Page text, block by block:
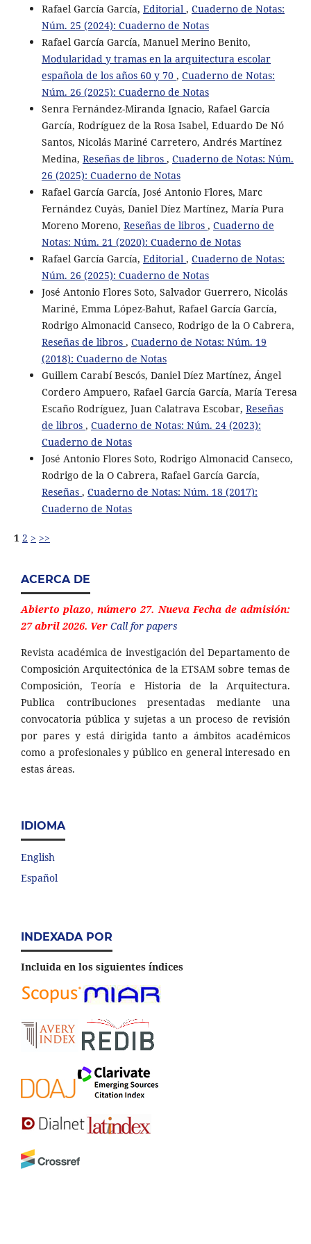
Rafael García García, Editorial , Cuaderno de Notas:
Núm. 25 (2024): Cuaderno de Notas
Rafael García García, Manuel Merino Benito,
Modularidad y tramas en la arquitectura escolar
española de los años 60 y 70 , Cuaderno de Notas:
Núm. 26 (2025): Cuaderno de Notas
Senra Fernández-Miranda Ignacio, Rafael García
García, Rodríguez de la Rosa Isabel, Eduardo De Nó
Santos, Nicolás Mariné Carretero, Andrés Martínez
Medina, Reseñas de libros , Cuaderno de Notas: Núm.
26 (2025): Cuaderno de Notas
Rafael García García, José Antonio Flores, Marc
Fernández Cuyàs, Daniel Díez Martínez, María Pura
Moreno Moreno, Reseñas de libros , Cuaderno de
Notas: Núm. 21 (2020): Cuaderno de Notas
Rafael García García, Editorial , Cuaderno de Notas:
Núm. 26 (2025): Cuaderno de Notas
José Antonio Flores Soto, Salvador Guerrero, Nicolás
Mariné, Emma López-Bahut, Rafael García García,
Rodrigo Almonacid Canseco, Rodrigo de la O Cabrera,
Reseñas de libros , Cuaderno de Notas: Núm. 19
(2018): Cuaderno de Notas
Guillem Carabí Bescós, Daniel Díez Martínez, Ángel
Cordero Ampuero, Rafael García García, María Teresa
Escaño Rodríguez, Juan Calatrava Escobar, Reseñas
de libros , Cuaderno de Notas: Núm. 24 (2023):
Cuaderno de Notas
José Antonio Flores Soto, Rodrigo Almonacid Canseco,
Rodrigo de la O Cabrera, Rafael García García,
Reseñas , Cuaderno de Notas: Núm. 18 (2017):
Cuaderno de Notas
1 2 > >>
ACERCA DE
Abierto plazo, número 27. Nueva Fecha de admisión:
27 abril 2026. Ver Call for papers
Revista académica de investigación del Departamento de
Composición Arquitectónica de la ETSAM sobre temas de
Composición, Teoría e Historia de la Arquitectura.
Publica contribuciones presentadas mediante una
convocatoria pública y sujetas a un proceso de revisión
por pares y está dirigida tanto a ámbitos académicos
como a profesionales y público en general interesado en
estas áreas.
IDIOMA
English
Español
INDEXADA POR
Incluida en los siguientes índices